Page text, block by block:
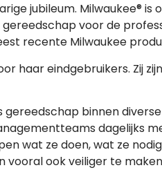
jubileum. Milwaukee® is
voor de
recente Milwaukee
haar eindgebruikers. Zij
gereedschap binnen
dagelijks
wat ze doen, wat ze
vooral ook veiliger te